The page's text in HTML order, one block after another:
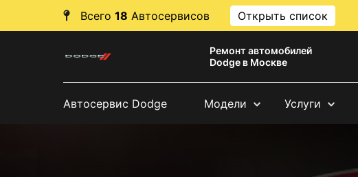
Всего 18 Автосервисов Открыть список
Ремонт автомобилей
Dodge в Москве
Автосервис Dodge Модели Услуги